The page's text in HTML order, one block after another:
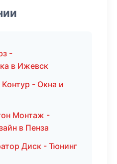
-
в Ижевск
- Окна и
Монтаж -
в Пенза
Диск - Тюнинг